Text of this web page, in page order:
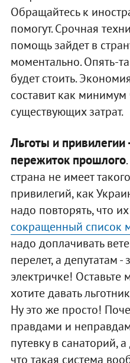
Обращайтесь к
помогут. Срочная
помощь зайдет в
моментально. Опять-
будет стоить.
составит как минимум
существующих затрат.
Льготы и
пережиток прошлого
страна не имеет
привилегий, как
надо повторять, что
сокращенный список
надо доплачивать
перелет, а депутатам -
электричке! Оставьте
хотите давать
Ну это же просто!
правдами и
путевку в санаторий,
что такая система